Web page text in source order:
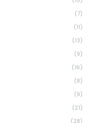
(7)
(11)
(13)
(9)
(16)
(8)
(9)
(21)
(28)